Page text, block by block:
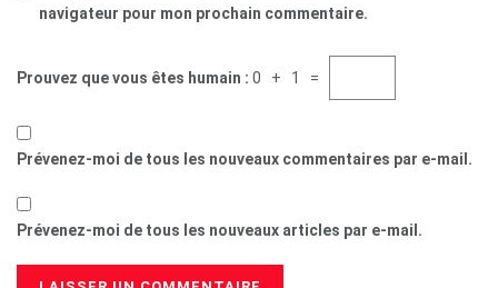
navigateur pour mon prochain commentaire.
Prouvez que vous êtes humain : 0 + 1 =
Prévenez-moi de tous les nouveaux commentaires par e-mail.
Prévenez-moi de tous les nouveaux articles par e-mail.